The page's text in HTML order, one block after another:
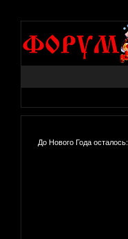
До Нового Года осталось: